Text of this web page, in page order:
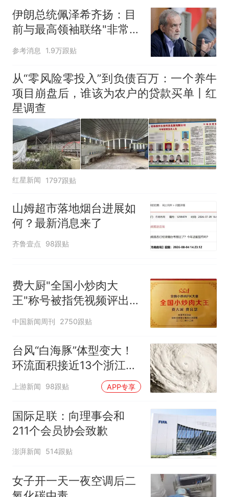
官方通报
热 那个在床头放菜刀的女孩，
因老师一句“跟我回家”改写了
伊朗总统佩泽希齐扬：目
前与最高领袖联络"非常困
难"
参考消息 1.9万跟贴
从“零风险零投入”到负债百万：一个养牛
项目崩盘后，谁该为农户的贷款买单丨红
星调查
红星新闻 1797跟贴
山姆超市落地烟台进展如
何？最新消息来了
齐鲁壹点 98跟贴
费大厨"全国小炒肉大
王"称号被指凭视频评出
官方回应
中国新闻周刊 2750跟贴
台风“白海豚”体型变大！
环流面积接近13个浙江那
么大
上游新闻 98跟贴 APP专享
国际足联：向理事会和
211个会员协会致歉
澎湃新闻 514跟贴
女子开一天一夜空调后二